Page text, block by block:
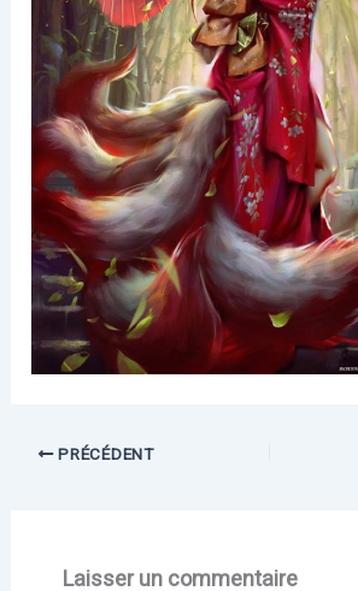
PRÉCÉDENT
Laisser un commentaire